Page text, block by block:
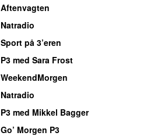
Aftenvagten
Natradio
Sport på 3’eren
P3 med Sara Frost
WeekendMorgen
Natradio
P3 med Mikkel Bagger
Go’ Morgen P3